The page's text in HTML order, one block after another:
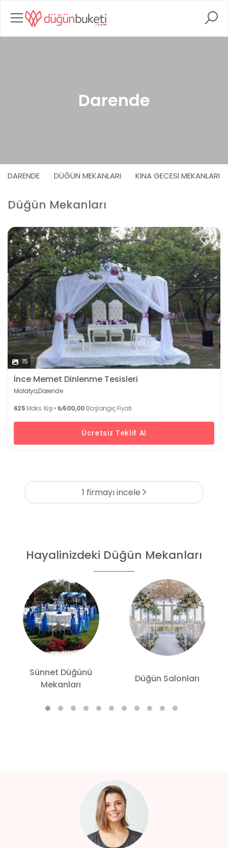
Darende
DARENDE DÜĞÜN MEKANLARI KINA GECESI MEKANLARI
Düğün Mekanları
15
İnce Memet Dinlenme Tesisleri
Malatya,Darende
625 Maks. Kişi •₺500,00 Başlangıç Fiyatı
Ücretsiz Teklif Al
1 firmayı incele
Hayalinizdeki Düğün Mekanları
Sünnet Düğünü
Mekanları
Düğün Salonları